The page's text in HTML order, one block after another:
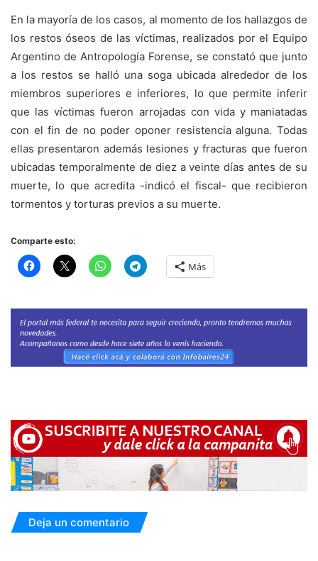
En la mayoría de los casos, al momento de los hallazgos de
los restos óseos de las víctimas, realizados por el Equipo
Argentino de Antropología Forense, se constató que junto
a los restos se halló una soga ubicada alrededor de los
miembros superiores e inferiores, lo que permite inferir
que las víctimas fueron arrojadas con vida y maniatadas
con el fin de no poder oponer resistencia alguna. Todas
ellas presentaron además lesiones y fracturas que fueron
ubicadas temporalmente de diez a veinte días antes de su
muerte, lo que acredita -indicó el fiscal- que recibieron
tormentos y torturas previos a su muerte.
Comparte esto:
Más
Deja un comentario